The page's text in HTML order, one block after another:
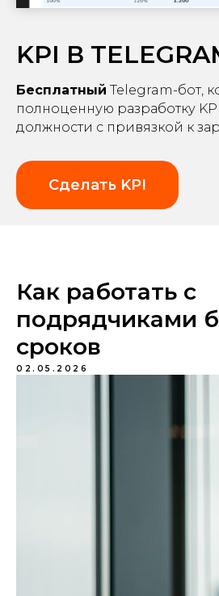
KPI В
Бесплатный Telegram-бот,
полноценную разработку
должности с привязкой к
Сделать KPI
Как работать с
подрядчиками
сроков
02.05.2026